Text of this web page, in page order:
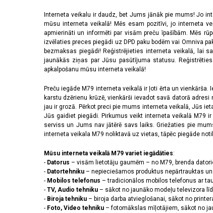
Interneta veikalu ir daudz, bet Jums jānāk pie mums! Jo
mūsu interneta veikalā! Mēs esam pozitīvi, jo interneta
apmierināti un informēti par visām preču īpašībām. Mēs
izvēlaties preces piegādi uz DPD paku bodēm vai Omniva
bezmaksas piegādi! Reģistrējieties interneta veikalā, lai
jaunākās ziņas par Jūsu pasūtījuma statusu.
apkalpošanu mūsu interneta veikalā!
Preču iegāde M79 interneta veikalā ir ļoti ērta un
karstu dzērienu krūzē, vienkārši ievadot savā datorā
jau ir grozā. Pērkot preci pie mums interneta veikalā, Jūs
Jūs gaidiet piegādi. Pirkumus veikt interneta veikalā M79
serviss un Jums nav jātērē savs laiks. Griežaties pie
interneta veikala M79 noliktavā uz vietas, tāpēc piegāde
Mūsu interneta veikalā M79 variet iegādāties:
- Datorus – visām lietotāju gaumēm – no M79, brenda
- Datortehniku – nepieciešamos produktus nepārtrauktas
- Mobilos telefonus – tradicionālos mobilos telefonus ar
- TV, Audio tehniku – sākot no jaunāko modeļu televizora
- Biroja tehniku – biroja darba atvieglošanai, sākot no
- Foto, Video tehniku – fotomākslas mīļotājiem, sākot no